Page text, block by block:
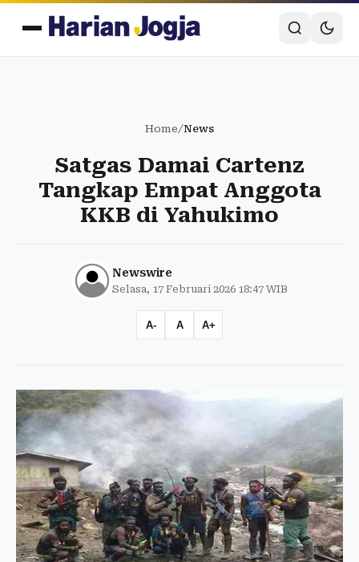
Home/News
Satgas Damai Cartenz
Tangkap Empat Anggota
KKB di Yahukimo
Newswire
Selasa, 17 Februari 2026 18:47 WIB
A- A A+